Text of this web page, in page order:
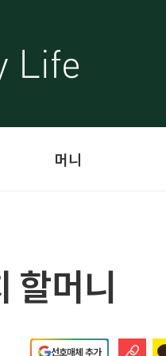
머니
머니
선호매체 추가